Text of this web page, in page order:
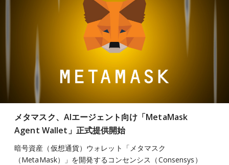
メタマスク、AIエージェント向け「MetaMask
Agent Wallet」正式提供開始
暗号資産（仮想通貨）ウォレット「メタマスク
（MetaMask）」を開発するコンセンシス（Consensys）